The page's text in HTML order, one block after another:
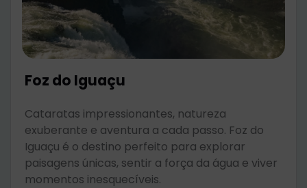
Foz do Iguaçu
Cataratas impressionantes, natureza
exuberante e aventura a cada passo. Foz do
Iguaçu é o destino perfeito para explorar
paisagens únicas, sentir a força da água e viver
momentos inesquecíveis.